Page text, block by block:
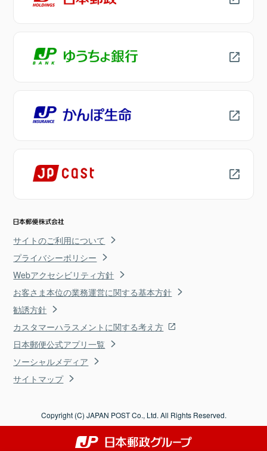
サイトのご利用について
プライバシーポリシー
Webアクセシビリティ方針
お客さま本位の業務運営に関する基本方針
勧誘方針
カスタマーハラスメントに関する考え方
日本郵便公式アプリ一覧
ソーシャルメディア
サイトマップ
Copyright (C) JAPAN POST Co., Ltd. All Rights Reserved.